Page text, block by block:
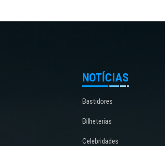
NOTÍCIAS
Bastidores
Bilheterias
Celebridades